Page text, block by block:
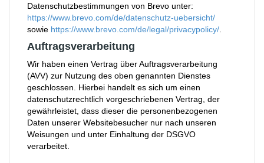
Datenschutzbestimmungen von Brevo unter:
https://www.brevo.com/de/datenschutz-uebersicht/
sowie https://www.brevo.com/de/legal/privacypolicy/.
Auftragsverarbeitung
Wir haben einen Vertrag über Auftragsverarbeitung
(AVV) zur Nutzung des oben genannten Dienstes
geschlossen. Hierbei handelt es sich um einen
datenschutzrechtlich vorgeschriebenen Vertrag, der
gewährleistet, dass dieser die personenbezogenen
Daten unserer Websitebesucher nur nach unseren
Weisungen und unter Einhaltung der DSGVO
verarbeitet.